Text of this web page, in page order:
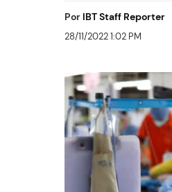
Por IBT Staff Reporter
28/11/2022 1:02 PM